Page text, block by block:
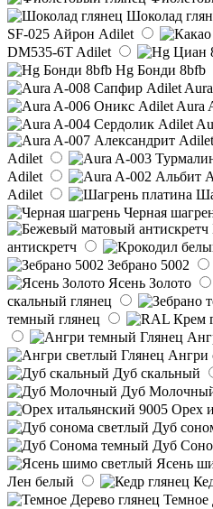
Шоколад
SF-025 Айрон Adilet
DM535-6T Adilet
Hg Бонди 8bfb
Aura
Adilet
Adilet
Adilet
Черная
антискретч
Зебрано 5002
Ясень Золото
скальный глянец
темный глянец
Ангри
Дуб скальный
Дуб
Орех
Дуб
Дуб
Ясень
Лен белый
Темное